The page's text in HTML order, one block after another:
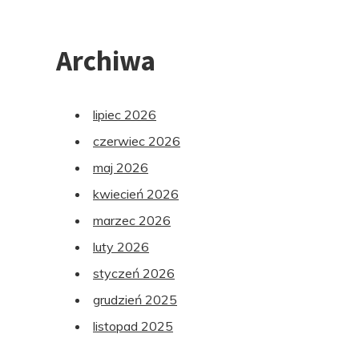
Archiwa
lipiec 2026
czerwiec 2026
maj 2026
kwiecień 2026
marzec 2026
luty 2026
styczeń 2026
grudzień 2025
listopad 2025